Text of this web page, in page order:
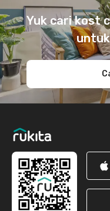
Yuk cari kost